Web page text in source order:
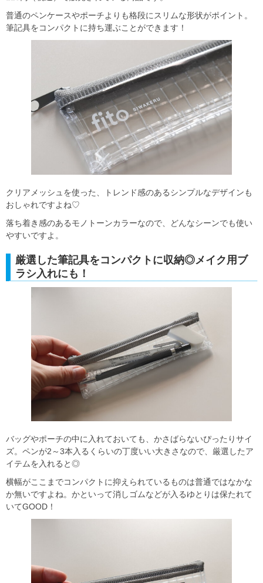
普通のペンケースやポーチよりも格段にスリムな形状がポイント。
筆記具をコンパクトに持ち運ぶことができます！
クリアメッシュを使った、トレンド感のあるシンプルなデザインも
おしゃれですよね♡
落ち着き感のあるモノトーンカラーなので、どんなシーンでも使い
やすいですよ。
厳選した筆記具をコンパクトに収納◎メイク用ブ
ラシ入れにも！
バッグやポーチの中に入れておいても、かさばらないぴったりサイ
ズ。ペンが2～3本入るくらいの丁度いい大きさなので、厳選したア
イテムを入れると◎
横幅がここまでコンパクトに抑えられているものは普通ではなかな
か無いですよね。かといって消しゴムなどが入るゆとりは保たれて
いてGOOD！